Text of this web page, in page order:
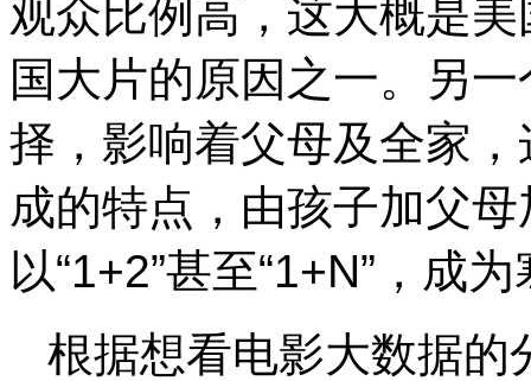
观众比例高，这大概是
国大片的原因之一。另
择，影响着父母及全家
成的特点，由孩子加父
以“1+2”甚至“1+N”，成
根据想看电影大数据的